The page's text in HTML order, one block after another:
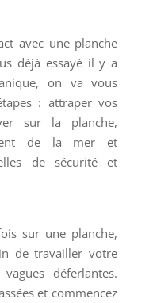
avec une planche
déjà essayé il y a
on va vous
: attraper vos
sur la planche,
de la mer et
de sécurité et
sur une planche,
de travailler votre
déferlantes.
et commencez